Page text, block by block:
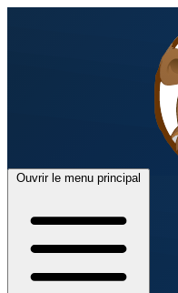
Ouvrir le menu principal